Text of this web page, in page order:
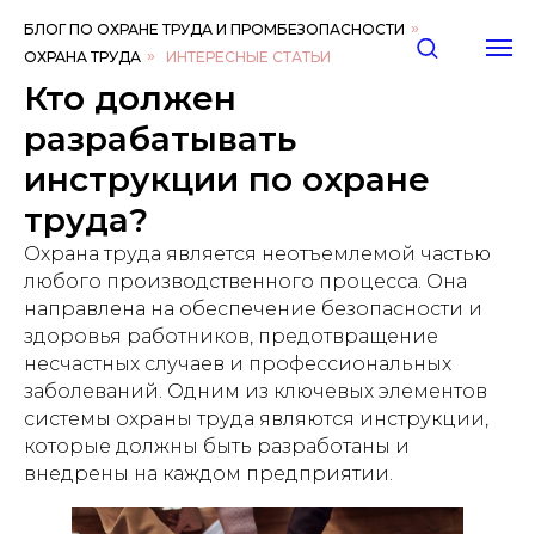
БЛОГ ПО ОХРАНЕ ТРУДА И ПРОМБЕЗОПАСНОСТИ »
ОХРАНА ТРУДА » ИНТЕРЕСНЫЕ СТАТЬИ
Кто должен
разрабатывать
инструкции по охране
труда?
Охрана труда является неотъемлемой частью
любого производственного процесса. Она
направлена на обеспечение безопасности и
здоровья работников, предотвращение
несчастных случаев и профессиональных
заболеваний. Одним из ключевых элементов
системы охраны труда являются инструкции,
которые должны быть разработаны и
внедрены на каждом предприятии.